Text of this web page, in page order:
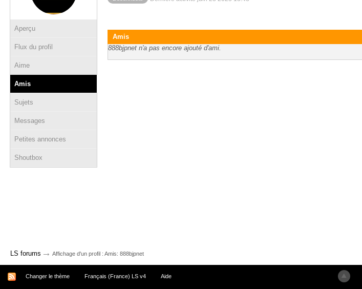
Aperçu
Flux du profil
Aime
Amis
Sujets
Messages
Petites annonces
Shoutbox
Amis
888bjpnet n'a pas encore ajouté d'ami.
LS forums → Affichage d'un profil : Amis: 888bjpnet
Changer le thème Français (France) LS v4 Aide